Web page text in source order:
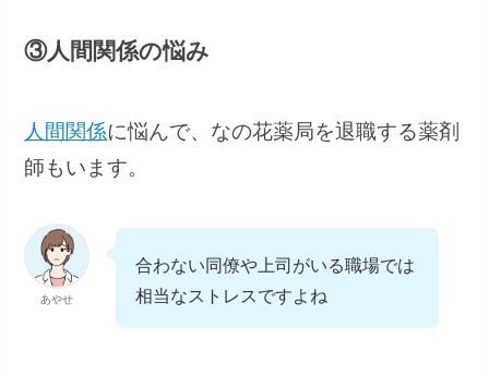
③人間関係の悩み
人間関係に悩んで、なの花薬局を退職する薬剤
師もいます。
あやせ
合わない同僚や上司がいる職場では
相当なストレスですよね